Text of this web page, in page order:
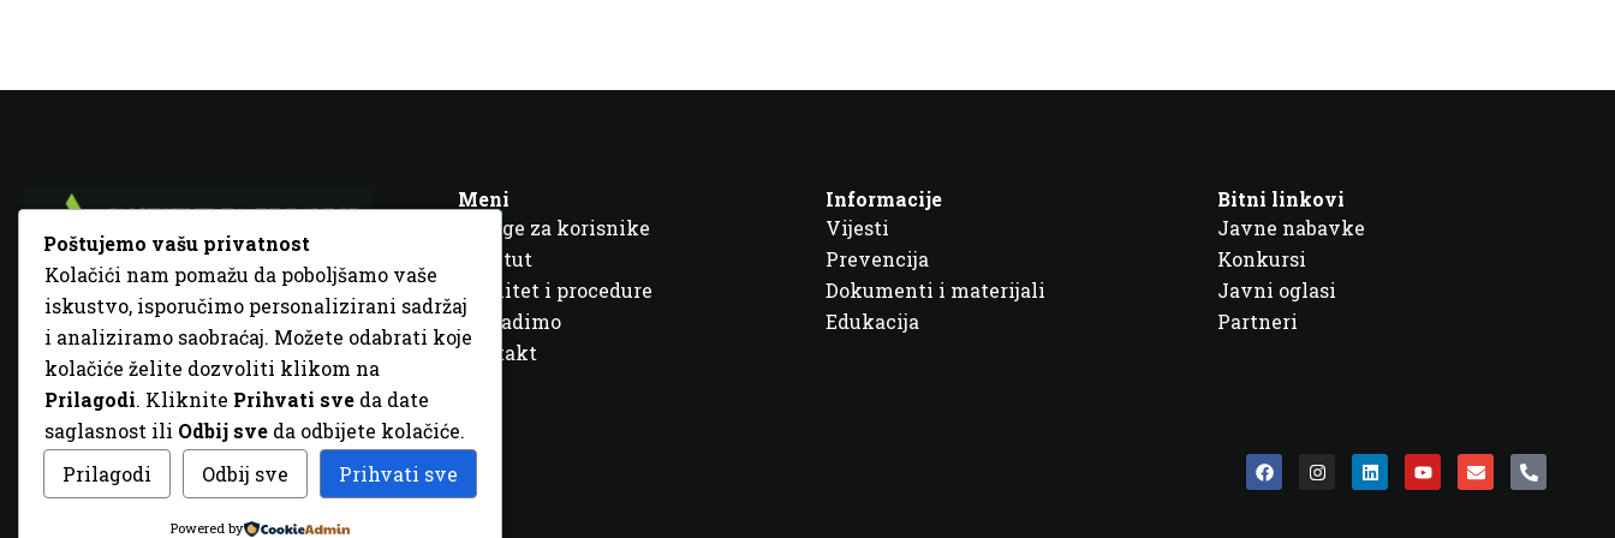
Fra Ivana Jukića br. 2, 72000 Zenica, BiH
+387 32 448 001
info@inz.ba
http://www.inz.ba
Meni
Usluge za korisnike
Institut
Kvalitet i procedure
Šta radimo
Kontakt
Informacije
Vijesti
Prevencija
Dokumenti i materijali
Edukacija
Bitni linkovi
Javne nabavke
Konkursi
Javni oglasi
Partneri
© 2026 Sva prava zadržana. DizajnGordonDM
Poštujemo vašu privatnost
Kolačići nam pomažu da poboljšamo vaše
iskustvo, isporučimo personalizirani sadržaj
i analiziramo saobraćaj. Možete odabrati koje
kolačiće želite dozvoliti klikom na
Prilagodi. Kliknite Prihvati sve da date
saglasnost ili Odbij sve da odbijete kolačiće.
Prilagodi
Odbij sve Prihvati sve
Powered by